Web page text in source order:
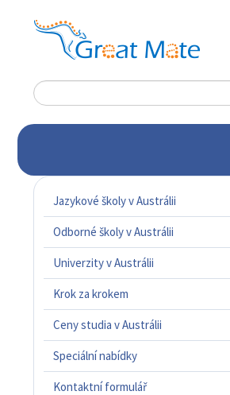
Jazykové školy v Austrálii
Odborné školy v Austrálii
Univerzity v Austrálii
Krok za krokem
Ceny studia v Austrálii
Speciální nabídky
Kontaktní formulář